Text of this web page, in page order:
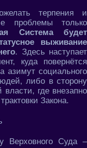
терпения и
проблемы только
Система будет
выживание
. Здесь наступает
куда повернётся
азимут социального
либо в сторону
где внезапно
Закона.
Верховного Суда –